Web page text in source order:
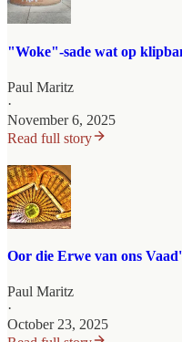
"Woke"-sade wat op
Paul Maritz
·
November 6, 2025
Read full story
Oor die Erwe van ons
Paul Maritz
·
October 23, 2025